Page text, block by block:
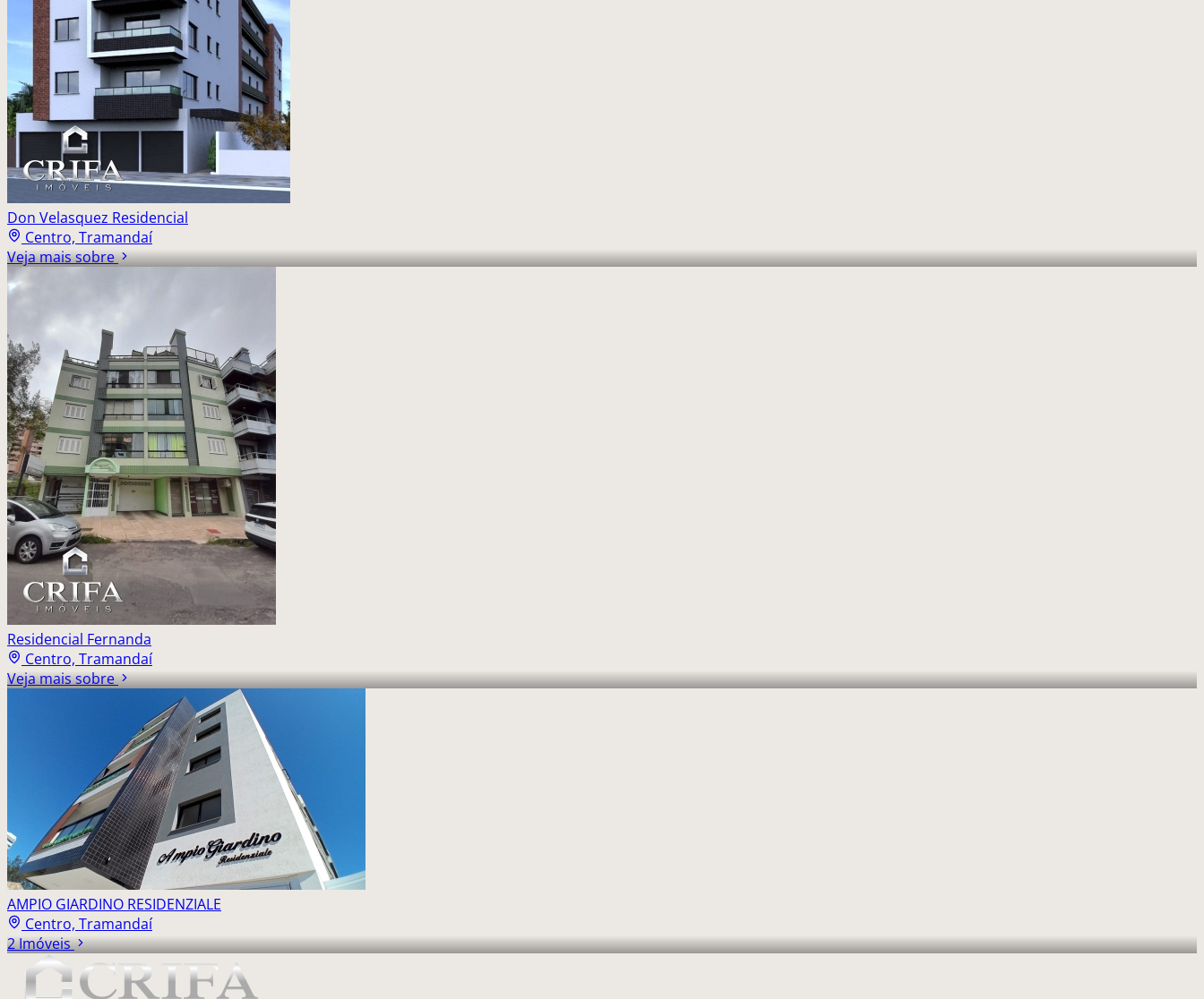
Don Velasquez Residencial
Centro, Tramandaí
Veja mais sobre
Residencial Fernanda
Centro, Tramandaí
Veja mais sobre
AMPIO GIARDINO RESIDENZIALE
Centro, Tramandaí
2 Imóveis